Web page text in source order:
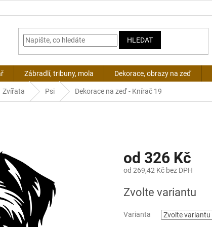
HLEDAT
Zábradlí, tribuny, mola Dekorace, obrazy na zeď
Zvířata Psi Dekorace na zeď - Knírač 19
od 326 Kč
od 269,42 Kč bez DPH
cena:
Zvolte variantu
Varianta